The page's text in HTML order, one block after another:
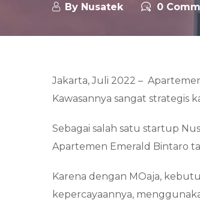
By Nusatek 0
Jakarta, Juli 2022 –
Kawasannya sangat strategis
Sebagai salah satu startup
Apartemen Emerald Bintaro
Karena dengan MOaja,
kepercayaannya,